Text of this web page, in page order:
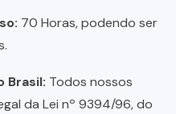
70 Horas, podendo ser
Brasil: Todos nossos
da Lei nº 9394/96, do